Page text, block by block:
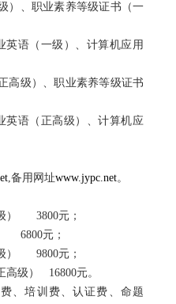
）、职业素养等级证书（一
英语（一级）、计算机应用
高级）、职业素养等级证书
英语（正高级）、计算机应
,备用网址www.jypc.net。
3800元；
6800元；
9800元；
高级） 16800元。
、培训费、认证费、命题